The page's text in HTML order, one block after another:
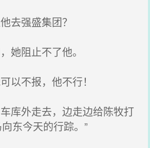
去强盛集团？
她阻止不了他。
以不报，他不行！
库外走去，边走边给陈牧打
东今天的行踪。”